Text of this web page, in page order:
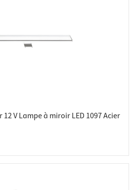
V Lampe à miroir LED 1097 Acier